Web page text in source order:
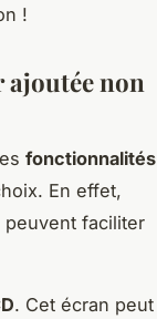
!
ajoutée non
fonctionnalités
En effet,
faciliter
. Cet écran peut